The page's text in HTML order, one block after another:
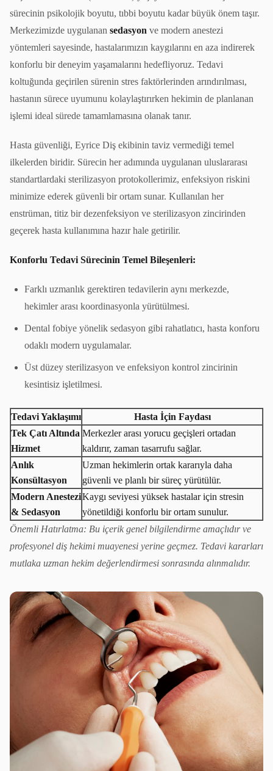
sürecinin psikolojik boyutu, tıbbi boyutu kadar büyük önem taşır.
Merkezimizde uygulanan sedasyon ve modern anestezi
yöntemleri sayesinde, hastalarımızın kaygılarını en aza indirerek
konforlu bir deneyim yaşamalarını hedefliyoruz. Tedavi
koltuğunda geçirilen sürenin stres faktörlerinden arındırılması,
hastanın sürece uyumunu kolaylaştırırken hekimin de planlanan
işlemi ideal sürede tamamlamasına olanak tanır.
Hasta güvenliği, Eyrice Diş ekibinin taviz vermediği temel
ilkelerden biridir. Sürecin her adımında uygulanan uluslararası
standartlardaki sterilizasyon protokollerimiz, enfeksiyon riskini
minimize ederek güvenli bir ortam sunar. Kullanılan her
enstrüman, titiz bir dezenfeksiyon ve sterilizasyon zincirinden
geçerek hasta kullanımına hazır hale getirilir.
Konforlu Tedavi Sürecinin Temel Bileşenleri:
Farklı uzmanlık gerektiren tedavilerin aynı merkezde,
hekimler arası koordinasyonla yürütülmesi.
Dental fobiye yönelik sedasyon gibi rahatlatıcı, hasta konforu
odaklı modern uygulamalar.
Üst düzey sterilizasyon ve enfeksiyon kontrol zincirinin
kesintisiz işletilmesi.
Tedavi Yaklaşımı
Hasta İçin Faydası
Tek Çatı Altında
Hizmet
Merkezler arası yorucu geçişleri ortadan
kaldırır, zaman tasarrufu sağlar.
Anlık
Konsültasyon
Uzman hekimlerin ortak kararıyla daha
güvenli ve planlı bir süreç yürütülür.
Modern Anestezi
& Sedasyon
Kaygı seviyesi yüksek hastalar için stresin
yönetildiği konforlu bir ortam sunulur.
Önemli Hatırlatma: Bu içerik genel bilgilendirme amaçlıdır ve
profesyonel diş hekimi muayenesi yerine geçmez. Tedavi kararları
mutlaka uzman hekim değerlendirmesi sonrasında alınmalıdır.